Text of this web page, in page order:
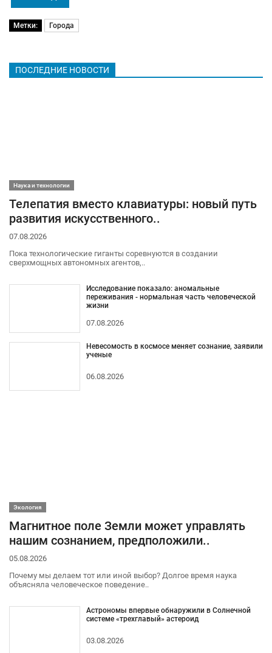
Метки: Города
ПОСЛЕДНИЕ НОВОСТИ
Наука и технологии
Телепатия вместо клавиатуры: новый путь
развития искусственного..
07.08.2026
Пока технологические гиганты соревнуются в создании
сверхмощных автономных агентов,..
Исследование показало: аномальные
переживания - нормальная часть человеческой
жизни
07.08.2026
Невесомость в космосе меняет сознание, заявили
ученые
06.08.2026
Экология
Магнитное поле Земли может управлять
нашим сознанием, предположили..
05.08.2026
Почему мы делаем тот или иной выбор? Долгое время наука
объясняла человеческое поведение..
Астрономы впервые обнаружили в Солнечной
системе «трехглавый» астероид
03.08.2026